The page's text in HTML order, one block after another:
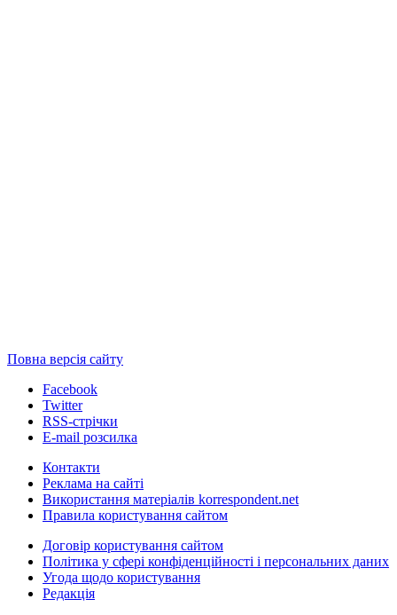
Повна версія сайту
Facebook
Twitter
RSS-стрічки
E-mail розсилка
Контакти
Реклама на сайті
Використання матеріалів korrespondent.net
Правила користування сайтом
Договір користування сайтом
Політика у сфері конфіденційності і персональних даних
Угода щодо користування
Редакція